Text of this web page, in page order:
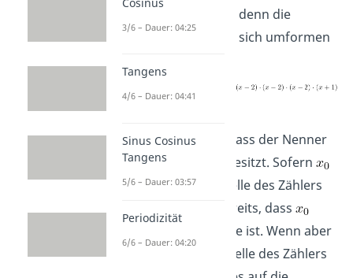
Vielfachheit 1, denn die
Funktion lässt sich umformen
Nehmen wir an, dass der Nenner
die Nullstelle
besitzt. Sofern
nicht auch Nullstelle des Zählers
ist, wissen wir bereits, dass
dann eine Polstelle ist. Wenn aber
auch die Nullstelle des Zählers
3/6 – Dauer: 04:25
Tangens
4/6 – Dauer: 04:41
Sinus Cosinus
Tangens
5/6 – Dauer: 03:57
Periodizität
6/6 – Dauer: 04:20